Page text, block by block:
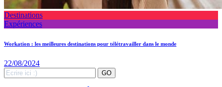
Destinations
Expériences
Workation : les meilleures destinations pour télétravailler dans le monde
22/08/2024
Search
for:
GO